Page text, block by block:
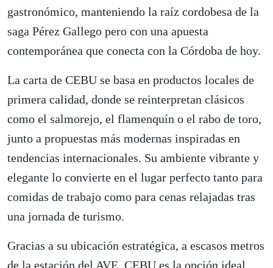
gastronómico, manteniendo la raíz cordobesa de la
saga Pérez Gallego pero con una apuesta
contemporánea que conecta con la Córdoba de hoy.
La carta de CEBU se basa en productos locales de
primera calidad, donde se reinterpretan clásicos
como el salmorejo, el flamenquín o el rabo de toro,
junto a propuestas más modernas inspiradas en
tendencias internacionales. Su ambiente vibrante y
elegante lo convierte en el lugar perfecto tanto para
comidas de trabajo como para cenas relajadas tras
una jornada de turismo.
Gracias a su ubicación estratégica, a escasos metros
de la estación del AVE, CEBU es la opción ideal